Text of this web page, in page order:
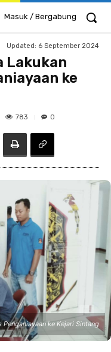
Masuk / Bergabung
Updated: 6 September 2024
Lakukan
ke
783 0
ke Kejari Sintang